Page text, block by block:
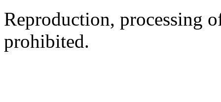
Reproduction, processing
prohibited.